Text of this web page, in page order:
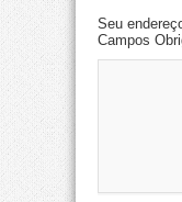
Seu
Campos